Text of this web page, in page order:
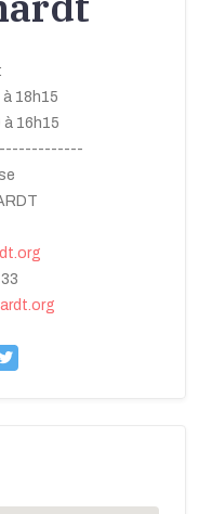
à 18h15
à 16h15